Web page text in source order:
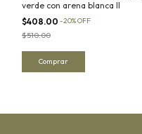
verde con arena blanca II
$408.00 -20%OFF
$510.00